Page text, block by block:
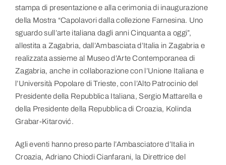
stampa di presentazione e alla cerimonia di inaugurazione
della Mostra “Capolavori dalla collezione Farnesina. Uno
sguardo sull’arte italiana dagli anni Cinquanta a oggi”,
allestita a Zagabria, dall’Ambasciata d’Italia in Zagabria e
realizzata assieme al Museo d’Arte Contemporanea di
Zagabria, anche in collaborazione con l’Unione Italiana e
l’Università Popolare di Trieste, con l’Alto Patrocinio del
Presidente della Repubblica Italiana, Sergio Mattarella e
della Presidente della Repubblica di Croazia, Kolinda
Grabar-Kitarović.
Agli eventi hanno preso parte l’Ambasciatore d’Italia in
Croazia, Adriano Chiodi Cianfarani, la Direttrice del